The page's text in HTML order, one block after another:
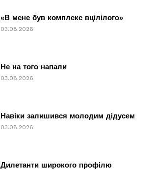
«В мене був комплекс вцілілого»
03.08.2026
Не на того напали
03.08.2026
Навіки залишився молодим дідусем
03.08.2026
Дилетанти широкого профілю